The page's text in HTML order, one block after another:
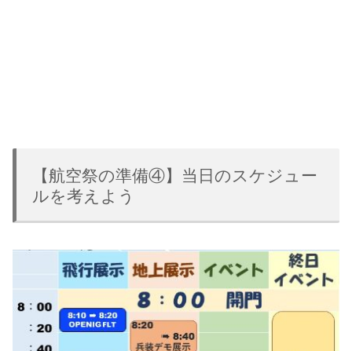
【航空祭の準備④】当日のスケジュー
ルを考えよう